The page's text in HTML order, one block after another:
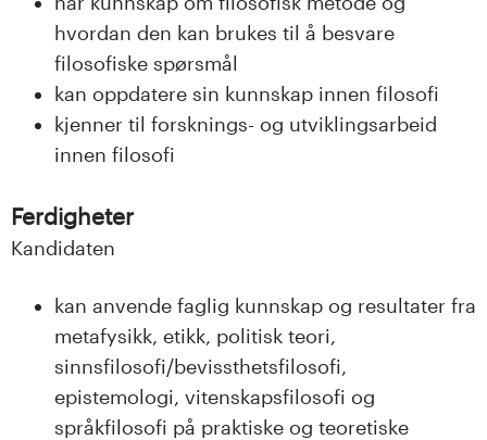
hvordan den kan brukes til å besvare
filosofiske spørsmål
kan oppdatere sin kunnskap innen filosofi
kjenner til forsknings- og utviklingsarbeid
innen filosofi
Ferdigheter
Kandidaten
kan anvende faglig kunnskap og resultater fra
metafysikk, etikk, politisk teori,
sinnsfilosofi/bevissthetsfilosofi,
epistemologi, vitenskapsfilosofi og
språkfilosofi på praktiske og teoretiske